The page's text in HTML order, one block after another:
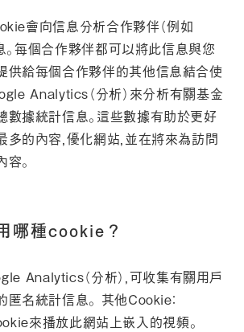
會向信息分析合作夥伴（例如
。每個合作夥伴都可以將此信息與您
供給每個合作夥伴的其他信息結合使
Analytics（分析）來分析有關基金
數據統計信息。這些數據有助於更好
的內容，優化網站，並在將來為訪問
。
哪種cookie？
Analytics（分析），可收集有關用戶
名統計信息。 其他Cookie：
來播放此網站上嵌入的視頻。